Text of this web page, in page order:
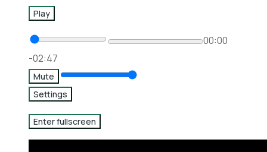
Play
00:00
-02:47
Mute
Settings
Enter fullscreen